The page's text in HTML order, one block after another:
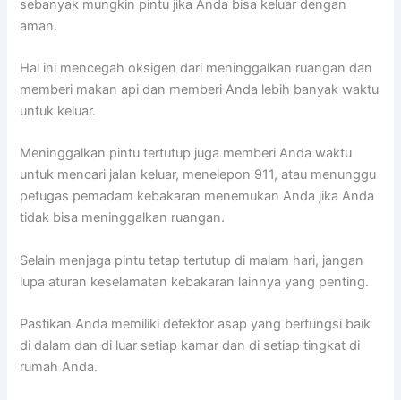
sebanyak mungkin pintu jika Anda bisa keluar dengan
aman.
Hal ini mencegah oksigen dari meninggalkan ruangan dan
memberi makan api dan memberi Anda lebih banyak waktu
untuk keluar.
Meninggalkan pintu tertutup juga memberi Anda waktu
untuk mencari jalan keluar, menelepon 911, atau menunggu
petugas pemadam kebakaran menemukan Anda jika Anda
tidak bisa meninggalkan ruangan.
Selain menjaga pintu tetap tertutup di malam hari, jangan
lupa aturan keselamatan kebakaran lainnya yang penting.
Pastikan Anda memiliki detektor asap yang berfungsi baik
di dalam dan di luar setiap kamar dan di setiap tingkat di
rumah Anda.